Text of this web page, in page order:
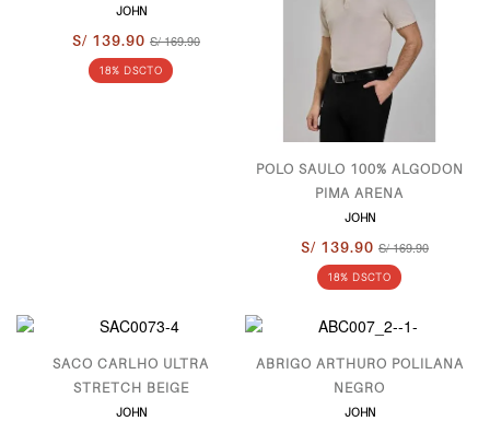
JOHN
S/ 139.90 S/ 169.90
18% DSCTO
POLO SAULO 100% ALGODON
PIMA ARENA
JOHN
S/ 139.90 S/ 169.90
18% DSCTO
SACO CARLHO ULTRA
STRETCH BEIGE
JOHN
ABRIGO ARTHURO POLILANA
NEGRO
JOHN